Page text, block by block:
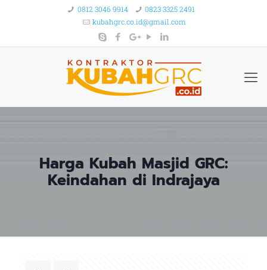
0812 3046 9914
0823 3325 2491
kubahgrc.co.id@gmail.com
Harga Kubah Masjid GRC:
Keindahan di Indrajaya